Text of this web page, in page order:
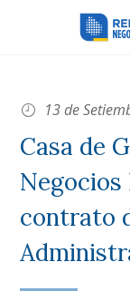
13 de
Casa de
contrato